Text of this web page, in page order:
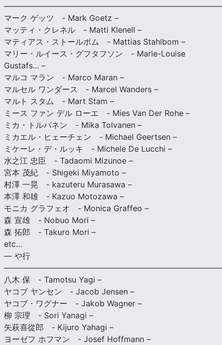
マーク ゲッツ - Mark Goetz –
マッティ・クレネル - Matti Klenell –
マティアス・ストールボム - Mattias Stahlbom –
マリー・ルイース・グフタフソン - Marie-Louise
Gustafs… –
マルコ マラン - Marco Maran –
マルセル ワンダース - Marcel Wanders –
マルト スタム - Mart Stam –
ミース ファン デル ローエ - Mies Van Der Rohe –
ミカ・トルバネン - Mika Tolvanen –
ミカエル・ヒェーチェン - Michael Geertsen –
ミケーレ・デ・ルッキ - Michele De Lucchi –
水之江 忠臣 - Tadaomi Mizunoe –
宮本 茂紀 - Shigeki Miyamoto –
村澤 一晃 - kazuteru Murasawa –
本澤 和雄 - Kazuo Motozawa –
モニカ グラフェオ - Monica Graffeo –
森 宣雄 - Nobuo Mori –
森 拓郎 - Takuro Mori –
etc…
— や行
八木 保 - Tamotsu Yagi –
ヤコブ ヤンセン - Jacob Jensen –
ヤコブ・ワグナー - Jakob Wagner –
柳 宗理 - Sori Yanagi –
矢萩喜從郎 - Kijuro Yahagi –
ヨーゼフ ホフマン - Josef Hoffmann –